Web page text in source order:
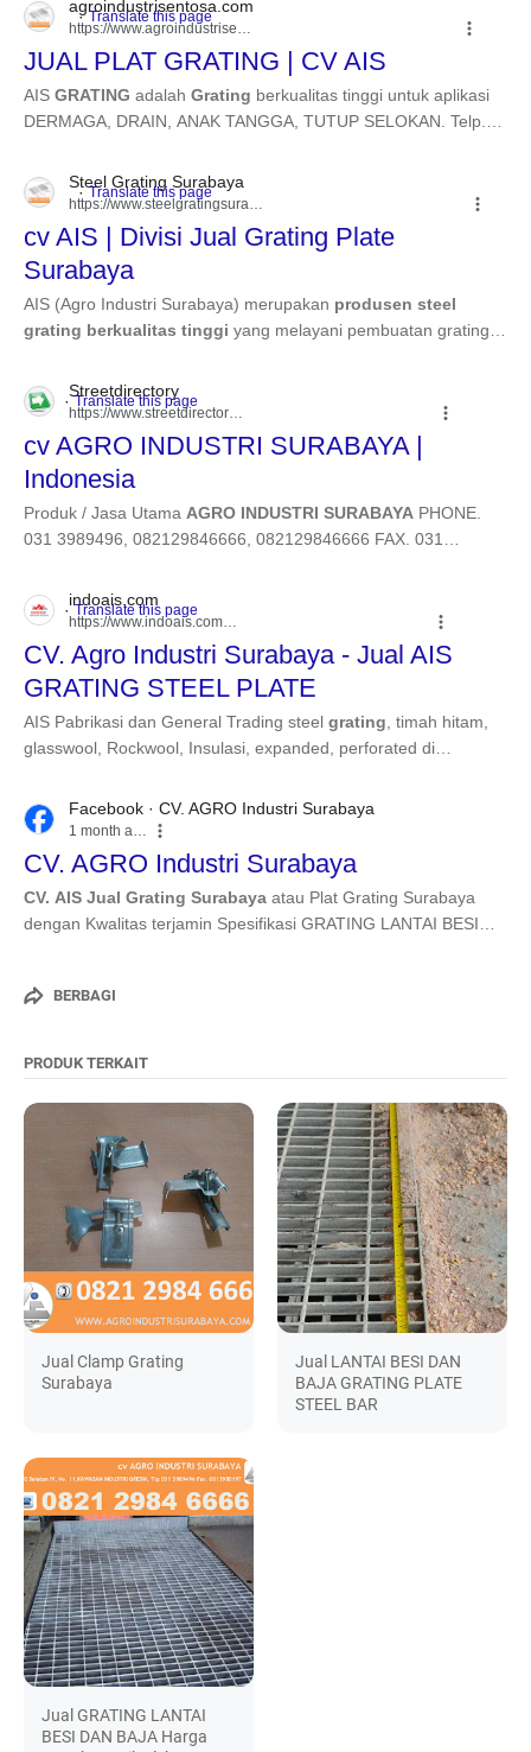
JUAL PLAT GRATING | CV AIS
agroindustrisentosa.com
https://www.agroindustrisentosa.com
AIS GRATING adalah Grating berkualitas tinggi untuk aplikasi
DERMAGA, DRAIN, ANAK TANGGA, TUTUP SELOKAN. Telp.
cv AIS | Divisi Jual Grating Plate
Surabaya
Steel Grating Surabaya
https://www.steelgratingsurabaya.com
AIS (Agro Industri Surabaya) merupakan produsen steel
grating berkualitas tinggi yang melayani pembuatan grating
cv AGRO INDUSTRI SURABAYA |
Indonesia
Streetdirectory
https://www.streetdirectory.com
Produk / Jasa Utama AGRO INDUSTRI SURABAYA PHONE.
031 3989496, 082129846666, 082129846666 FAX. 031
GRATING
AIS
CV. Agro Industri Surabaya - Jual AIS
GRATING STEEL PLATE
indoais.com
https://www.indoais.com
› 2017/04
AIS Pabrikasi dan General Trading steel grating , timah hitam,
glasswool, Rockwool, Insulasi, expanded, perforated di
CV. AGRO Industri Surabaya
Facebook · CV. AGRO Industri Surabaya
1 month ago
CV. AIS Jual Grating Surabaya atau Plat Grating Surabaya
dengan Kwalitas terjamin Spesifikasi GRATING LANTAI BESI
BERBAGI
PRODUK TERKAIT
Jual Clamp Grating
Surabaya
Jual LANTAI BESI DAN
BAJA GRATING PLATE
STEEL BAR
Jual GRATING LANTAI
BESI DAN BAJA Harga